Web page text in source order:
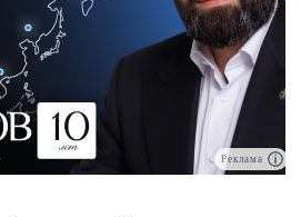
Реклама